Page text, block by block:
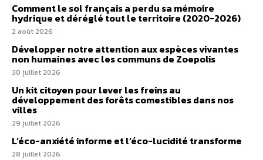
Comment le sol français a perdu sa mémoire
hydrique et déréglé tout le territoire (2020-2026)
2 août 2026
Développer notre attention aux espèces vivantes
non humaines avec les communs de Zoepolis
30 juillet 2026
Un kit citoyen pour lever les freins au
développement des forêts comestibles dans nos
villes
29 juillet 2026
L’éco-anxiété informe et l’éco-lucidité transforme
28 juillet 2026